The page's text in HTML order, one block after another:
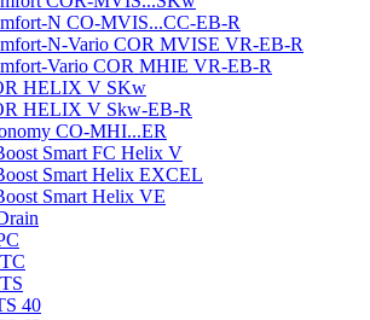
N CO-MVIS...CC-EB-R
N-Vario COR MVISE VR-EB-R
Vario COR MHIE VR-EB-R
HELIX V SKw
HELIX V Skw-EB-R
CO-MHI...ER
Smart FC Helix V
Smart Helix EXCEL
Smart Helix VE
40